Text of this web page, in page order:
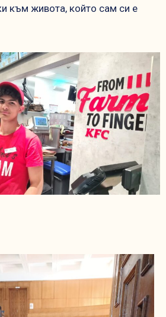
към живота, който сам си е